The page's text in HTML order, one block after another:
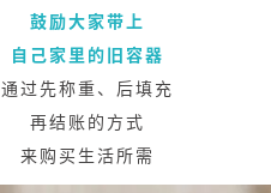
鼓励大家带上
自己家里的旧容器
通过先称重、后填充
再结账的方式
来购买生活所需